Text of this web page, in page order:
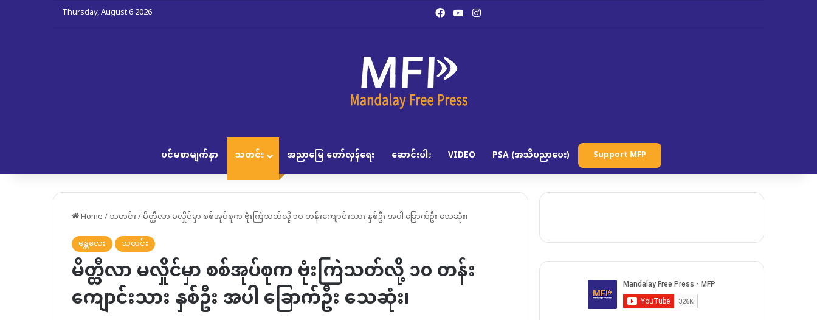
Thursday, August 6 2026 Facebook
YouTubeInstagram
ပင်မစာမျက်နှာ သတင်း အညာမြေ တော်လှန်ရေး ဆောင်းပါး VIDEO PSA (အသိပညာပေး) Support MFP
Home/သတင်း/မိတ္ထီလာ မလှိုင်မှာ စစ်အုပ်စုက ဗုံးကြဲသတ်လို့ ၁၀ တန်းကျောင်းသား နှစ်ဦး အပါ ခြောက်ဦး သေဆုံး၊
မန္တလေး
သတင်း
မိတ္ထီလာ မလှိုင်မှာ စစ်အုပ်စုက ဗုံးကြဲသတ်လို့ ၁၀ တန်း
ကျောင်းသား နှစ်ဦး အပါ ခြောက်ဦး သေဆုံး၊